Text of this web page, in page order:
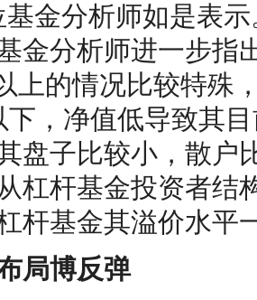
基金分析师如是表示
分析师进一步指
上的情况比较特殊
下，净值低导致其
盘子比较小，散户
杠杆基金投资者结
杆基金其溢价水平
局博反弹